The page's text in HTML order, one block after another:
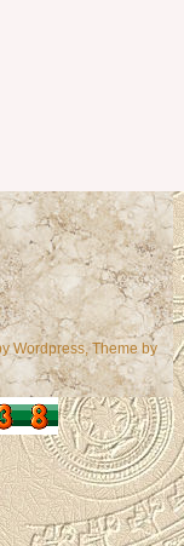
Wordpress, Theme by